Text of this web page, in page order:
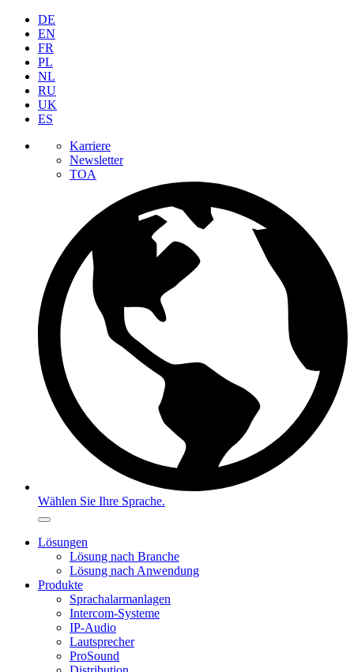
DE
EN
FR
PL
NL
RU
UK
ES
Karriere
Newsletter
TOA
Wählen Sie Ihre Sprache.
Lösungen
Lösung nach Branche
Lösung nach Anwendung
Produkte
Sprachalarmanlagen
Intercom-Systeme
IP-Audio
Lautsprecher
ProSound